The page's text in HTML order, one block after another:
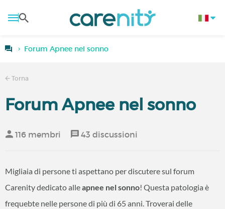
Forum Apnee nel sonno
Torna
Forum Apnee nel sonno
116 membri 43 discussioni
Migliaia di persone ti aspettano per discutere sul forum
Carenity dedicato alleapnee nel sonno! Questa patologia è
frequebte nelle persone di più di 65 anni. Troverai delle